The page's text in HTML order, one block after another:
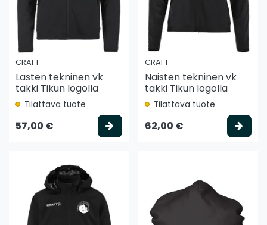
CRAFT
Lasten tekninen vk
takki Tikun logolla
Tilattava tuote
57,00 € Valitse vaihtoehto
CRAFT
Naisten tekninen vk
takki Tikun logolla
Tilattava tuote
62,00 €